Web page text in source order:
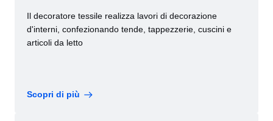
Il decoratore tessile realizza lavori di decorazione
d'interni, confezionando tende, tappezzerie, cuscini e
articoli da letto
Scopri di più